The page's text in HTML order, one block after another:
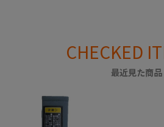
CHECKED
最近見た商品